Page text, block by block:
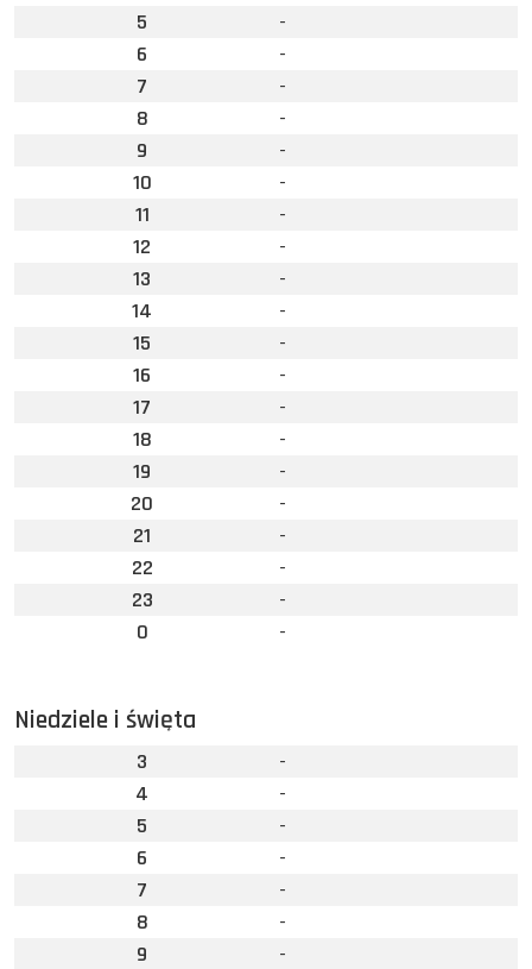
5
-
6
-
7
-
8
-
9
-
10
-
11
-
12
-
13
-
14
-
15
-
16
-
17
-
18
-
19
-
20
-
21
-
22
-
23
-
0
-
Niedziele i święta
3
-
4
-
5
-
6
-
7
-
8
-
9
-